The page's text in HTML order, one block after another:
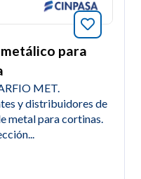
artículo Añade
para
MET.
y distribuidores de
metal para cortinas.